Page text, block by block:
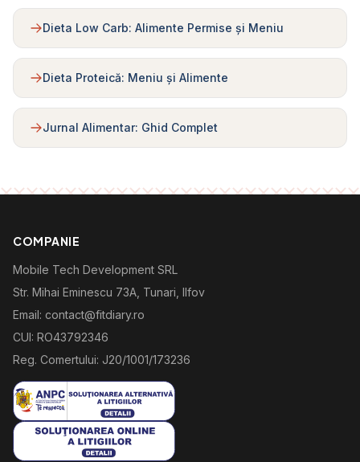
Dieta Low Carb: Alimente Permise și Meniu
Dieta Proteică: Meniu și Alimente
Jurnal Alimentar: Ghid Complet
COMPANIE
Mobile Tech Development SRL
Str. Mihai Eminescu 73A, Tunari, Ilfov
Email: contact@fitdiary.ro
CUI: RO43792346
Reg. Comertului: J20/1001/173236